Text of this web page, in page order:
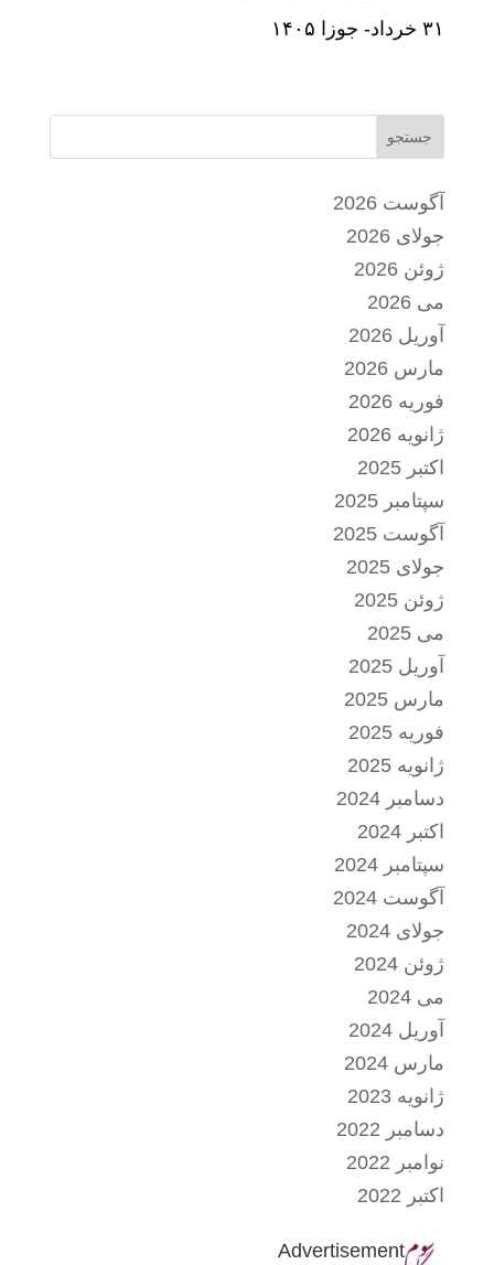
٣١ خرداد- جوزا ١۴٠۵
جستجو
آگوست 2026
جولای 2026
ژوئن 2026
می 2026
آوریل 2026
مارس 2026
فوریه 2026
ژانویه 2026
اکتبر 2025
سپتامبر 2025
آگوست 2025
جولای 2025
ژوئن 2025
می 2025
آوریل 2025
مارس 2025
فوریه 2025
ژانویه 2025
دسامبر 2024
اکتبر 2024
سپتامبر 2024
آگوست 2024
جولای 2024
ژوئن 2024
می 2024
آوریل 2024
مارس 2024
ژانویه 2023
دسامبر 2022
نوامبر 2022
اکتبر 2022
Advertisement